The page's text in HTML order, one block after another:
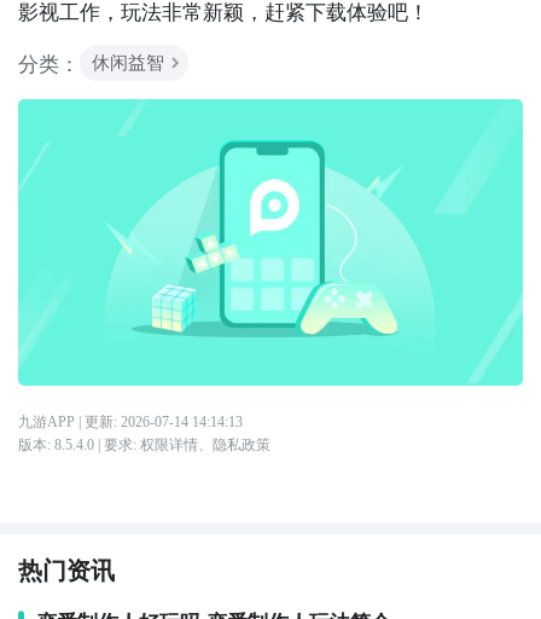
影视工作，玩法非常新颖，赶紧下载体验吧！
分类：
休闲益智
九游APP | 更新: 2026-07-14 14:14:13
版本: 8.5.4.0| 要求: 权限详情、 隐私政策
热门资讯